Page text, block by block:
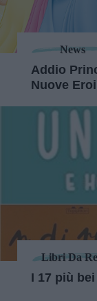
News
Addio
Nuove
Libri Da
I 17 più